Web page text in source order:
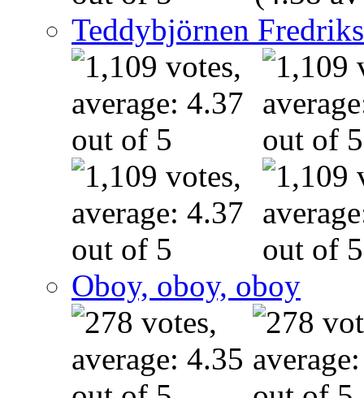
Teddybjörnen
Oboy, oboy, oboy